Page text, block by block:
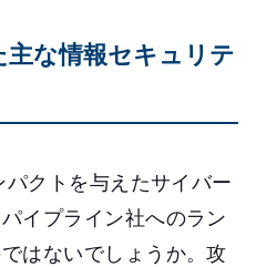
な情報セキュリテ
クトを与えたサイバー
イプライン社へのラン
はないでしょうか。攻